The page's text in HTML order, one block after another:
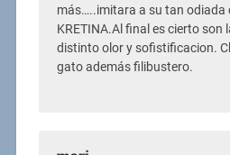
más…..imitara a su tan odiada
KRETINA.Al final es cierto son
distinto olor y sofistificacion.
gato además filibustero.